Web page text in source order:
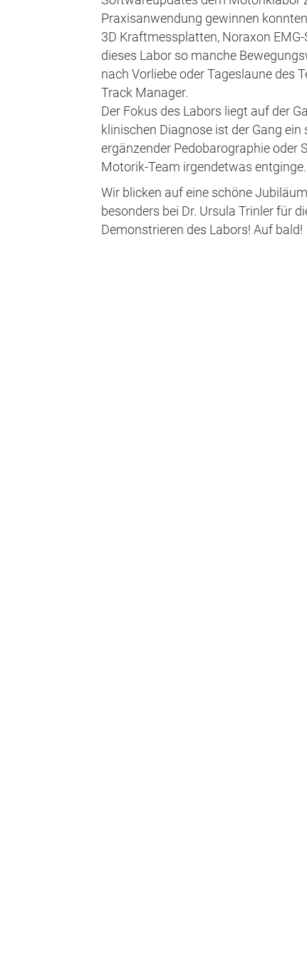
Praxisanwendung gewinnen
3D Kraftmessplatten, Noraxon
dieses Labor so manche
nach Vorliebe oder Tageslaune des
Track Manager.
Der Fokus des Labors liegt auf der
klinischen Diagnose ist der Gang
ergänzender Pedobarographie oder
Motorik-Team irgendetwas entginge.
Wir blicken auf eine schöne
besonders bei Dr. Ursula Trinler für
Demonstrieren des Labors! Auf bald!